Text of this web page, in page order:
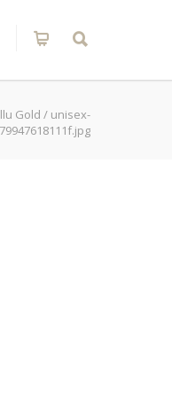
Gold / unisex-